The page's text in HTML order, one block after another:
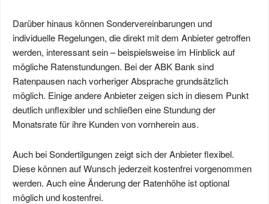
Darüber hinaus können Sondervereinbarungen und
individuelle Regelungen, die direkt mit dem Anbieter getroffen
werden, interessant sein – beispielsweise im Hinblick auf
mögliche Ratenstundungen. Bei der ABK Bank sind
Ratenpausen nach vorheriger Absprache grundsätzlich
möglich. Einige andere Anbieter zeigen sich in diesem Punkt
deutlich unflexibler und schließen eine Stundung der
Monatsrate für ihre Kunden von vornherein aus.
Auch bei Sondertilgungen zeigt sich der Anbieter flexibel.
Diese können auf Wunsch jederzeit kostenfrei vorgenommen
werden. Auch eine Änderung der Ratenhöhe ist optional
möglich und kostenfrei.